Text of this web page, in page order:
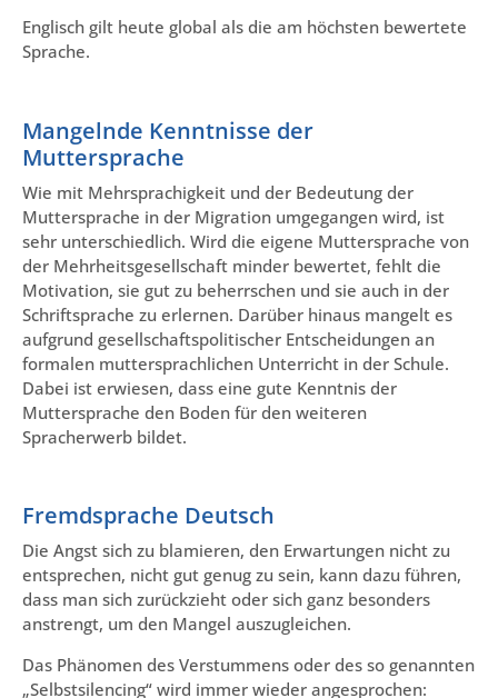
Englisch gilt heute global als die am höchsten bewertete
Sprache.
Mangelnde Kenntnisse der
Muttersprache
Wie mit Mehrsprachigkeit und der Bedeutung der
Muttersprache in der Migration umgegangen wird, ist
sehr unterschiedlich. Wird die eigene Muttersprache von
der Mehrheitsgesellschaft minder bewertet, fehlt die
Motivation, sie gut zu beherrschen und sie auch in der
Schriftsprache zu erlernen. Darüber hinaus mangelt es
aufgrund gesellschaftspolitischer Entscheidungen an
formalen muttersprachlichen Unterricht in der Schule.
Dabei ist erwiesen, dass eine gute Kenntnis der
Muttersprache den Boden für den weiteren
Spracherwerb bildet.
Fremdsprache Deutsch
Die Angst sich zu blamieren, den Erwartungen nicht zu
entsprechen, nicht gut genug zu sein, kann dazu führen,
dass man sich zurückzieht oder sich ganz besonders
anstrengt, um den Mangel auszugleichen.
Das Phänomen des Verstummens oder des so genannten
„Selbstsilencing“ wird immer wieder angesprochen: